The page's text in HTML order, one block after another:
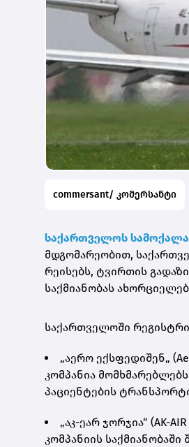
commersant/ კომერსანტი
საქართველოს
მდგომარეობით,
რეისებს, ტვირთის
საქმიანობას
საქართველოში
„აერო ექსფედიშენ„
კომპანია
პაციენტების
„აკ-ეარ ჯორჯია“ (AK-
კომპანიის